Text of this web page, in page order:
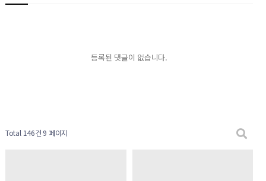
등록된 댓글이 없습니다.
Total 146건 9 페이지